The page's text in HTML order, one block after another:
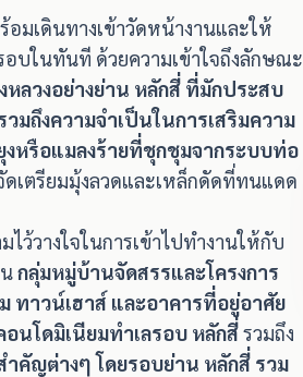
มเดินทางเข้าวัดหน้างานและให้
บในทันที ด้วยความเข้าใจถึงลักษณะ
ลวงอย่างย่าน หลักสี่ ที่มักประสบ
ถึงความจำเป็นในการเสริมความ
หรือแมลงร้ายที่ชุกชุมจากระบบท่อ
ดเตรียมมุ้งลวดและเหล็กดัดที่ทนแดด
ว้วางใจในการเข้าไปทำงานให้กับ
กลุ่มหมู่บ้านจัดสรรและโครงการ
ทาวน์เฮาส์ และอาคารที่อยู่อาศัย
นโดมิเนียมทำเลรอบ หลักสี่รวมถึง
คัญต่างๆ โดยรอบย่าน หลักสี่ รวม